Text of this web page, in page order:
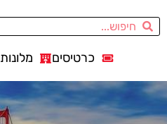
כרטיסים מלונות